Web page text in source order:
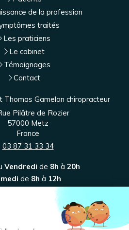
de la profession
traités
Les praticiens
Le cabinet
Témoignages
Contact
Thomas Gamelon chiropracteur
Pilâtre de Rozier
57000 Metz
France
03 87 31 33 34
Vendredi de 8h à 20h
de 8h à 12h